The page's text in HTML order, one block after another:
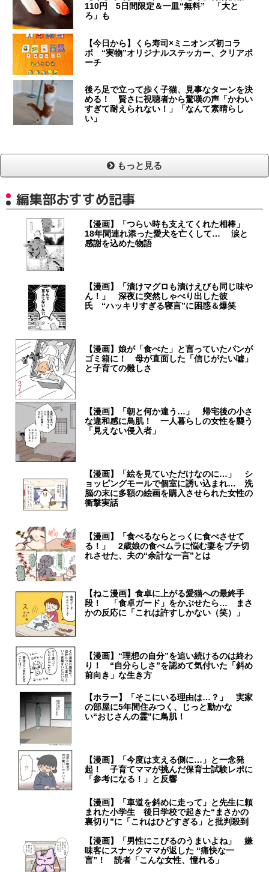
110円 5日間限定＆一皿“無料” 「大と
ろ」も
【今日から】くら寿司×ミニオンズ初コラ
ボ “実物”オリジナルステッカー、クリアポ
ーチ
後ろ足で立って歩く子猫、見事なターンを決
める！ 賢さに視聴者から驚嘆の声「かわい
すぎて耐えられない！」「なんて素晴らし
い」
もっと見る
編集部おすすめ記事
【漫画】「つらい時も支えてくれた相棒」
18年間連れ添った愛犬を亡くして… 涙と
感謝を込めた物語
【漫画】「漬けマグロも漬けえびも同じ味や
ん！」 深夜に突然しゃべり出した彼
氏 “ハッキリすぎる寝言”に困惑＆爆笑
【漫画】娘が「食べた」と言っていたパンが
ゴミ箱に！ 母が直面した「信じがたい嘘」
と子育ての難しさ
【漫画】「朝と何か違う…」 帰宅後の小さ
な違和感に鳥肌！ 一人暮らしの女性を襲う
「見えない侵入者」
【漫画】「絵を見ていただけなのに…」 シ
ョッピングモールで個室に誘い込まれ… 洗
脳の末に多額の絵画を購入させられた女性の
衝撃実話
【漫画】「食べるならとっくに食べさせて
る！」 2歳娘の食べムラに悩む妻をブチ切
れさせた、夫の“余計な一言”とは
【ねこ漫画】食卓に上がる愛猫への最終手
段！ 「食卓ガード」をかぶせたら… まさ
かの反応に「これは許すしかない（笑）」
【漫画】“理想の自分”を追い続けるのは終わ
り！ “自分らしさ”を認めて気付いた「斜め
前向き」な生き方
【ホラー】「そこにいる理由は…？」 実家
の部屋に5年間住みつく、じっと動かな
い“おじさんの霊”に鳥肌！
【漫画】「今度は支える側に…」と一念発
起！ 子育てママが挑んだ保育士試験レポに
「参考になる！」と反響
【漫画】「車道を斜めに走って」と先生に頼
まれた小学生 後日学校で起きた“まさかの
裏切り”に「これはひどすぎる」と批判殺到
【漫画】「男性にこびるのうまいよね」 嫌
味客にスナックママが返した “痛快な一
言”！ 読者「こんな女性、憧れる」